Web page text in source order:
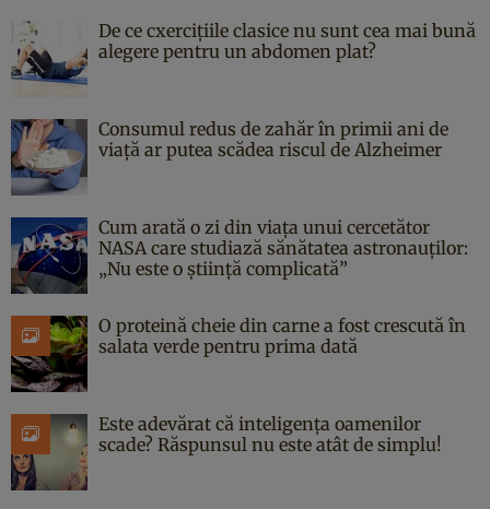
De ce cxercițiile clasice nu sunt cea mai bună
alegere pentru un abdomen plat?
Consumul redus de zahăr în primii ani de
viață ar putea scădea riscul de Alzheimer
Cum arată o zi din viața unui cercetător
NASA care studiază sănătatea astronauților:
„Nu este o știință complicată”
O proteină cheie din carne a fost crescută în
salata verde pentru prima dată
Este adevărat că inteligența oamenilor
scade? Răspunsul nu este atât de simplu!